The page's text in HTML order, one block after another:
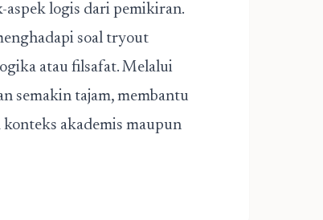
aspek logis dari pemikiran.
soal tryout
atau filsafat. Melalui
semakin tajam, membantu
akademis maupun